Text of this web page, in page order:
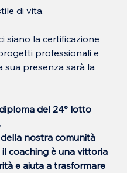
di vita.
siano la certificazione
professionali e
sua presenza sarà la
del 24° lotto
nostra comunità
coaching è una vittoria
e aiuta a trasformare